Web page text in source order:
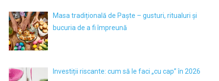
Masa tradițională de Paște – gusturi, ritualuri și
bucuria de a fi împreună
Investiții riscante: cum să le faci „cu cap” în 2026